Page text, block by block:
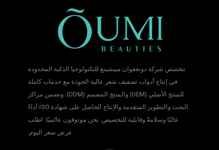
تتخصص شركة دونغقوان مييشينغ للتكنولوجيا الذكية المحدودة
في إنتاج أدوات تصفيف شعر عالية الجودة مع خدمات كاملة
للمنتج الأصلي (OEM) والمنتج المصمم (ODM). وتضمن مراكز
البحث والتطوير المتقدمة والإنتاج الحاصل على شهادة ISO أداءً
عاليًا وسلامةً وقابلية للتخصيص. نحن موثوقون عالميًا. اطلب
عرض سعر اليوم.